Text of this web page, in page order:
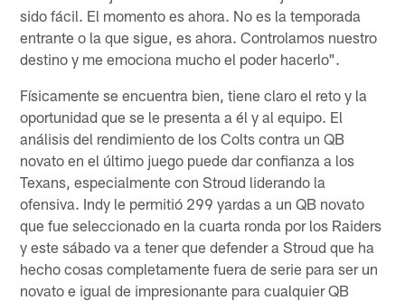
sido fácil. El momento es ahora. No es la temporada
entrante o la que sigue, es ahora. Controlamos nuestro
destino y me emociona mucho el poder hacerlo".
Físicamente se encuentra bien, tiene claro el reto y la
oportunidad que se le presenta a él y al equipo. El
análisis del rendimiento de los Colts contra un QB
novato en el último juego puede dar confianza a los
Texans, especialmente con Stroud liderando la
ofensiva. Indy le permitió 299 yardas a un QB novato
que fue seleccionado en la cuarta ronda por los Raiders
y este sábado va a tener que defender a Stroud que ha
hecho cosas completamente fuera de serie para ser un
novato e igual de impresionante para cualquier QB